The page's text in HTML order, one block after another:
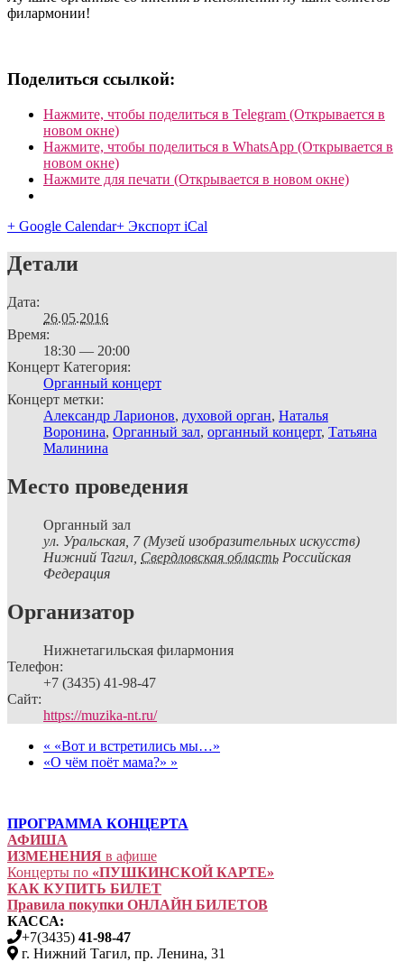
филармонии!
Поделиться ссылкой:
Нажмите, чтобы поделиться в Telegram (Открывается в
новом окне)
Нажмите, чтобы поделиться в WhatsApp (Открывается в
новом окне)
Нажмите для печати (Открывается в новом окне)
+ Google Calendar+ Экспорт iCal
Детали
Дата:
26.05.2016
Время:
18:30 — 20:00
Концерт Категория:
Органный концерт
Концерт метки:
Александр Ларионов, духовой орган, Наталья
Воронина, Органный зал, органный концерт, Татьяна
Малинина
Место проведения
Органный зал
ул. Уральская, 7 (Музей изобразительных искусств)
Нижний Тагил Свердловская область Российская
Федерация
Организатор
Нижнетагильская филармония
Телефон:
+7 (3435) 41-98-47
Сайт:
https://muzika-nt.ru/
« «Вот и встретились мы…»
«О чём поёт мама?» »
ПРОГРАММА КОНЦЕРТА
АФИША
ИЗМЕНЕНИЯ в афише
Концерты по «ПУШКИНСКОЙ КАРТЕ»
КАК КУПИТЬ БИЛЕТ
Правила покупки ОНЛАЙН БИЛЕТОВ
КАССА:
+7(3435) 41-98-47
г. Нижний Тагил, пр. Ленина, 31